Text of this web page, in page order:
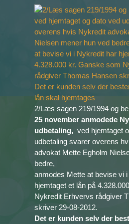
2/Læs sagen 219/1994 og
25 november anmodede
udbetaling, ved hjemtaget
udbetaling svarer overens
advokat Mette Egholm
bedre,
anmodes Mette at bevise vi
hjemtaget et lån på
Nykredit Erhvervs rådgiver
skriver 29-08-2012.
Det er kunden selv der